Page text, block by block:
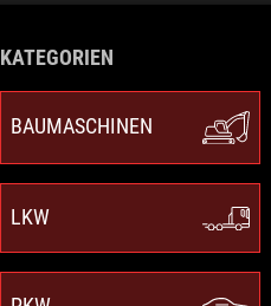
KATEGORIEN
BAUMASCHINEN
LKW